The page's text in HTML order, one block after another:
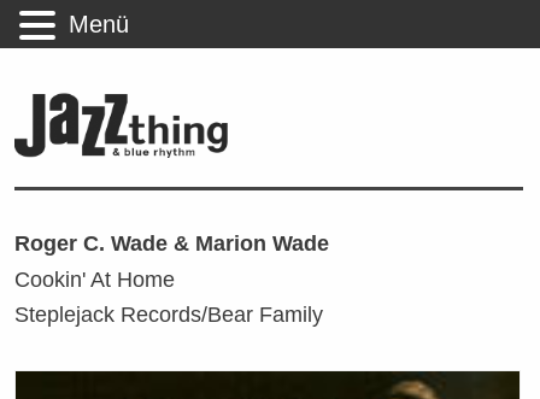
Roger C. Wade & Marion Wade
Cookin' At Home
Steplejack Records/Bear Family
Menü